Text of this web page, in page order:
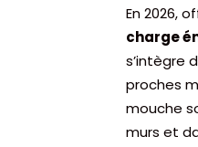
En 2026,
charge
s’intègre
proches
mouche
murs et